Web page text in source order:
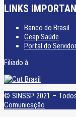
LINKS
Banco do Brasil
Geap Saúde
Portal do Servidor
Filiado à
© SINSSP 2021 –
Comunicação